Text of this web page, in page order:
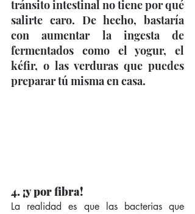
tránsito intestinal no tiene por qué
salirte caro. De hecho, bastaría
con aumentar la ingesta de
fermentados como el yogur, el
kéfir, o las verduras que puedes
preparar tú misma en casa.
4. ¡y por fibra!
La realidad es que las bacterias que